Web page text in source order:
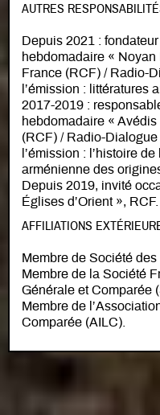
AUTRES
Depuis 2021 :
hebdomadaire «
France (RCF) / Radio-
l’émission : littératures
2017-2019 :
hebdomadaire «
(RCF) / Radio-
l’émission : l’histoire
arménienne des
Depuis 2019, invité
Églises d’Orient », RCF.
AFFILIATIONS
Membre de Société
Membre de la Société
Générale et Comparée
Membre de
Comparée (AILC).